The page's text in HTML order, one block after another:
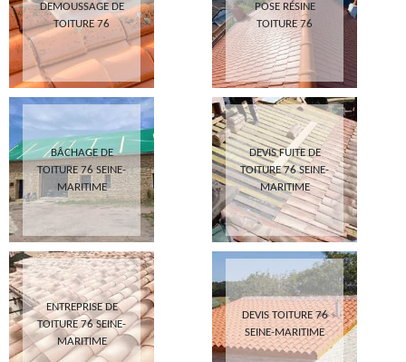
DEMOUSSAGE DE
TOITURE 76
POSE RÉSINE
TOITURE 76
BÂCHAGE DE
TOITURE 76 SEINE-
MARITIME
DEVIS FUITE DE
TOITURE 76 SEINE-
MARITIME
ENTREPRISE DE
TOITURE 76 SEINE-
MARITIME
DEVIS TOITURE 76
SEINE-MARITIME